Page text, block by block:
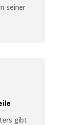
seiner
gibt